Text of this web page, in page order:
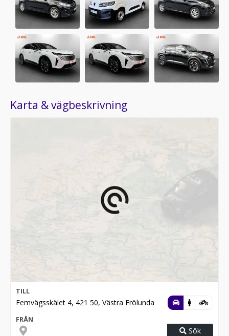
Karta & vägbeskrivning
TILL
Femvägsskälet 4, 421 50, Västra Frölunda
FRÅN
Sök